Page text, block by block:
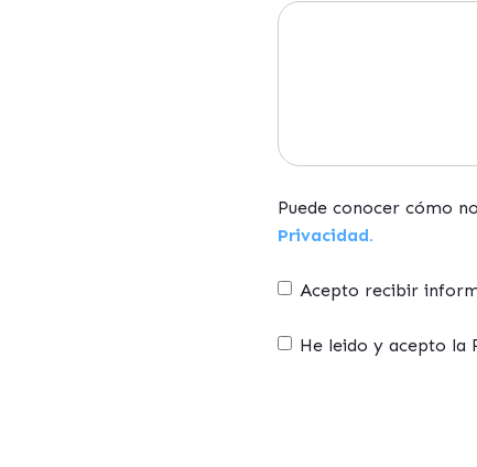
Puede conocer cómo
Privacidad.
Acepto recibir
He leido y acepto la